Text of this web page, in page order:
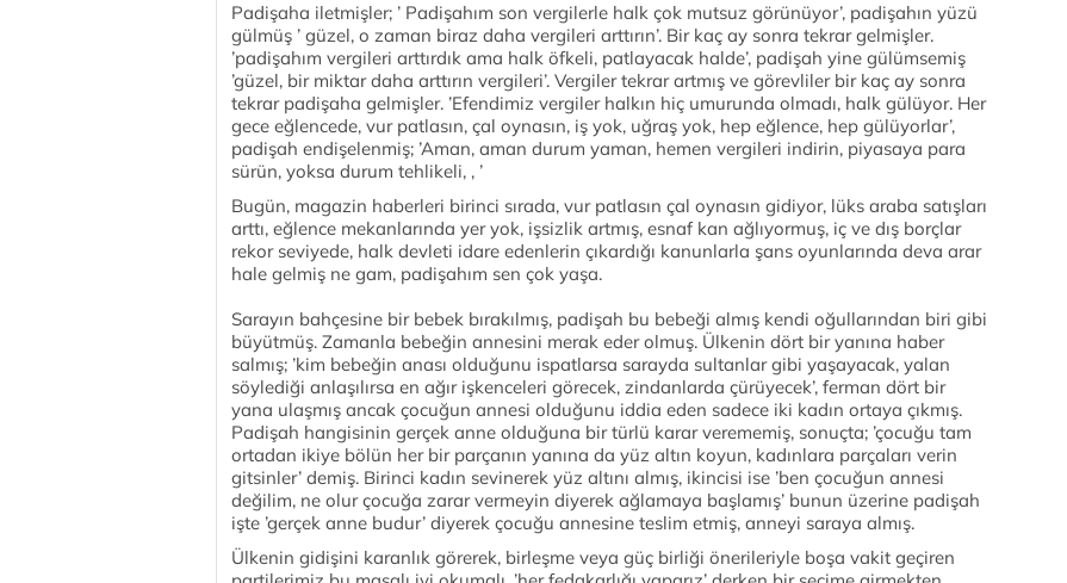
Padişaha iletmişler; ’ Padişahım son vergilerle halk çok mutsuz görünüyor’, padişahın yüzü
gülmüş ’ güzel, o zaman biraz daha vergileri arttırın’. Bir kaç ay sonra tekrar gelmişler.
’padişahım vergileri arttırdık ama halk öfkeli, patlayacak halde’, padişah yine gülümsemiş
’güzel, bir miktar daha arttırın vergileri’. Vergiler tekrar artmış ve görevliler bir kaç ay sonra
tekrar padişaha gelmişler. ’Efendimiz vergiler halkın hiç umurunda olmadı, halk gülüyor. Her
gece eğlencede, vur patlasın, çal oynasın, iş yok, uğraş yok, hep eğlence, hep gülüyorlar’,
padişah endişelenmiş; ’Aman, aman durum yaman, hemen vergileri indirin, piyasaya para
sürün, yoksa durum tehlikeli, , ’
Bugün, magazin haberleri birinci sırada, vur patlasın çal oynasın gidiyor, lüks araba satışları
arttı, eğlence mekanlarında yer yok, işsizlik artmış, esnaf kan ağlıyormuş, iç ve dış borçlar
rekor seviyede, halk devleti idare edenlerin çıkardığı kanunlarla şans oyunlarında deva arar
hale gelmiş ne gam, padişahım sen çok yaşa.
Sarayın bahçesine bir bebek bırakılmış, padişah bu bebeği almış kendi oğullarından biri gibi
büyütmüş. Zamanla bebeğin annesini merak eder olmuş. Ülkenin dört bir yanına haber
salmış; ’kim bebeğin anası olduğunu ispatlarsa sarayda sultanlar gibi yaşayacak, yalan
söylediği anlaşılırsa en ağır işkenceleri görecek, zindanlarda çürüyecek’, ferman dört bir
yana ulaşmış ancak çocuğun annesi olduğunu iddia eden sadece iki kadın ortaya çıkmış.
Padişah hangisinin gerçek anne olduğuna bir türlü karar verememiş, sonuçta; ’çocuğu tam
ortadan ikiye bölün her bir parçanın yanına da yüz altın koyun, kadınlara parçaları verin
gitsinler’ demiş. Birinci kadın sevinerek yüz altını almış, ikincisi ise ’ben çocuğun annesi
değilim, ne olur çocuğa zarar vermeyin diyerek ağlamaya başlamış’ bunun üzerine padişah
işte ’gerçek anne budur’ diyerek çocuğu annesine teslim etmiş, anneyi saraya almış.
Ülkenin gidişini karanlık görerek, birleşme veya güç birliği önerileriyle boşa vakit geçiren